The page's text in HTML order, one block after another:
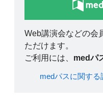
Web講演会などの会
ただけます。
ご利用には、 medパ
medパスに関す